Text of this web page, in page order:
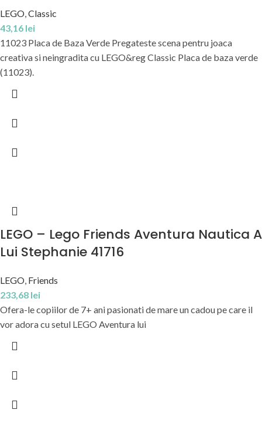
LEGO,Classic
43,16 lei
11023 Placa de Baza Verde Pregateste scena pentru joaca
creativa si neingradita cu LEGO&reg Classic Placa de baza verde
(11023).
LEGO – Lego Friends Aventura Nautica A
Lui Stephanie 41716
LEGO, Friends
233,68 lei
Ofera-le copiilor de 7+ ani pasionati de mare un cadou pe care il
vor adora cu setul LEGO Aventura lui